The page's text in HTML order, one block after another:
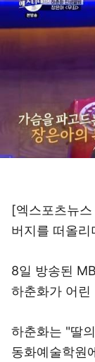
[엑스포츠뉴
버지를 떠올
8일 방송된
하춘화가 어린
하춘화는 "딸
동화예술학원